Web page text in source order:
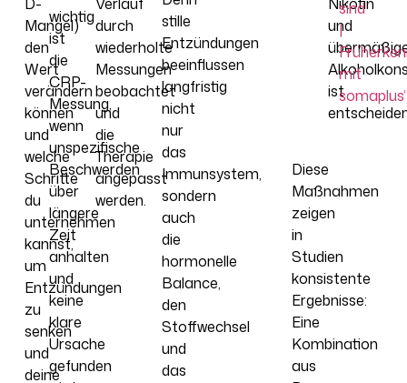
Mangel)
den
Wert
verändern
können
und
welche
Schritte
du
unternehmen
kannst,
um
Entzündungen
zu
senken
und
deine
wichtig
ist
die
CRP-
Messung,
wenn
unspezifische
Beschwerden
über
längere
Zeit
anhalten
und
keine
klare
Ursache
gefunden
durch
wiederholte
Messungen
beobachtet
und
die
Therapie
angepasst
werden.
stille
Entzündungen
beeinflussen
langfristig
nicht
nur
das
Immunsystem,
sondern
auch
die
hormonelle
Balance,
den
Stoffwechsel
und
das
und
ist
Diese
Maßnahmen
zeigen
in
Studien
konsistente
Ergebnisse:
Eine
Kombination
aus
sind
|
mit